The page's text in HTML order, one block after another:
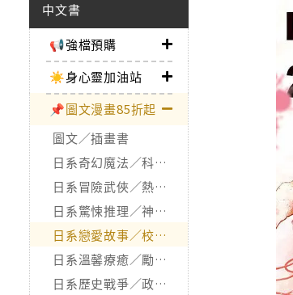
中文書
📢強檔預購
☀️身心靈加油站
📌圖文漫畫85折起
圖文／插畫書
日系奇幻魔法／科幻冒險
日系冒險武俠／熱血運動
日系驚悚推理／神怪靈異
日系戀愛故事／校園青春
日系溫馨療癒／勵志搞笑
日系歷史戰爭／政治宗教